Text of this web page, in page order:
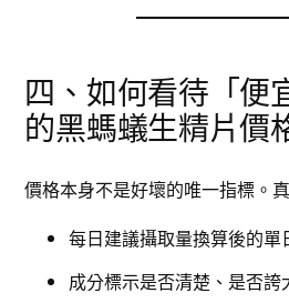
四、如何看待「便
的黑螞蟻生精片價
價格本身不是好壞的唯一指標。
每日建議攝取量換算後的單
成分標示是否清楚、是否誇